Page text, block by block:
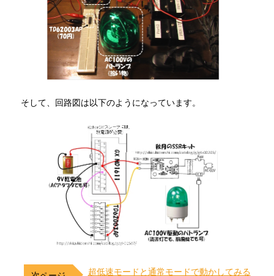
そして、回路図は以下のようになっています。
超低速モードと通常モードで動かしてみる